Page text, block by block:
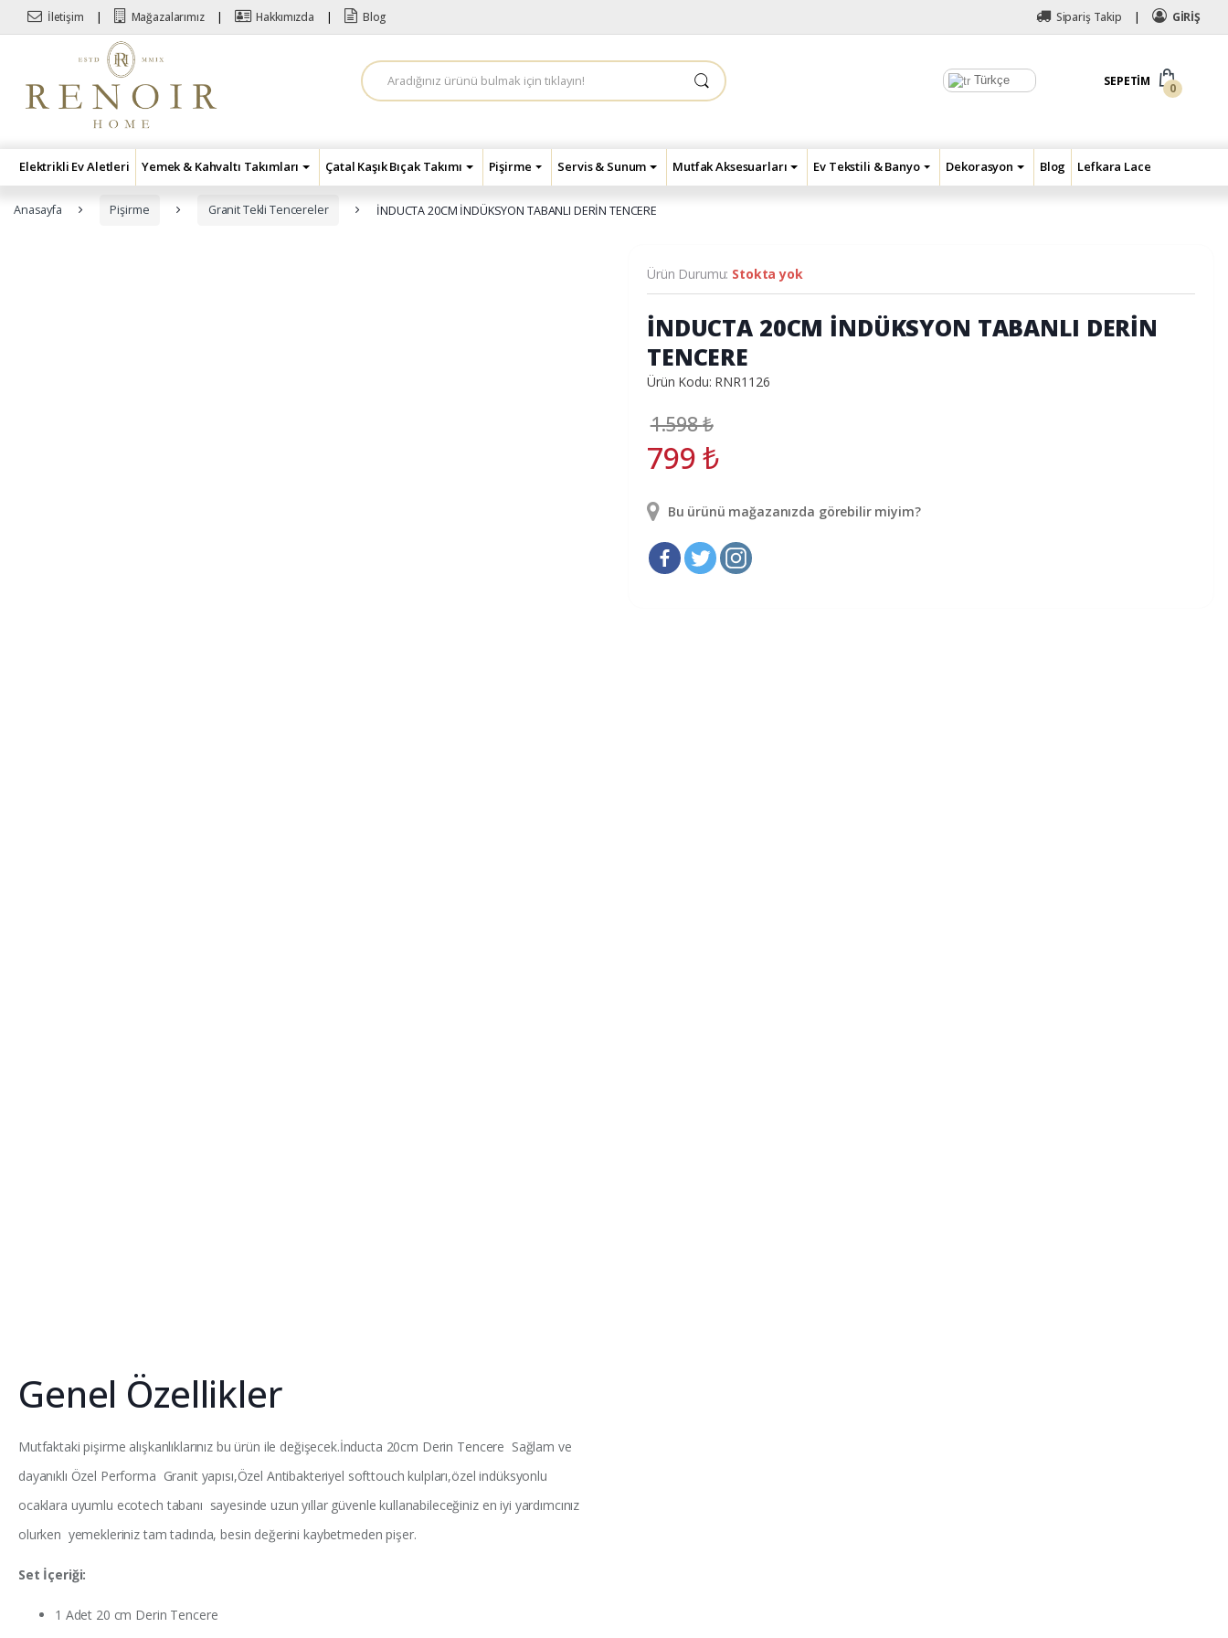
Skip to navigation
Skip to content
İletişim Mağazalarımız Hakkımızda Blog Sipariş Takip GİRİŞ
Türkçe
A
r
a
SEPETIM
0
Elektrikli Ev Aletleri Yemek & Kahvaltı Takımları Çatal Kaşık Bıçak Takımı Pişirme Servis & Sunum Mutfak Aksesuarları Ev Tekstili & Banyo Dekorasyon Blog Lefkara Lace
Anasayfa Pişirme Granit Tekli Tencereler İNDUCTA 20CM İNDÜKSYON TABANLI DERİN TENCERE
Genel Özellikler
Mutfaktaki pişirme alışkanlıklarınız bu ürün ile değişecek.İnducta 20cm Derin Tencere Sağlam ve
dayanıklı Özel Performa Granit yapısı,Özel Antibakteriyel softtouch kulpları,özel indüksyonlu
ocaklara uyumlu ecotech tabanı sayesinde uzun yıllar güvenle kullanabileceğiniz en iyi yardımcınız
olurken yemekleriniz tam tadında, besin değerini kaybetmeden pişer.
Set İçeriği:
1 Adet 20 cm Derin Tencere
Ürün Durumu: Stokta yok
İNDUCTA 20CM İNDÜKSYON TABANLI DERİN
TENCERE
Ürün Kodu: RNR1126
1.598₺
799₺
Bu ürünü mağazanızda görebilir miyim?